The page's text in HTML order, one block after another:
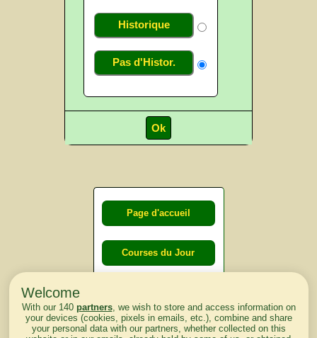
Historique
Pas d'Histor.
Page d'accueil
Courses du Jour
lendemain
Welcome
With our 140 partners, we wish to store and access information on
your devices (cookies, pixels in emails, etc.), combine and share
your personal data with our partners, whether collected on this